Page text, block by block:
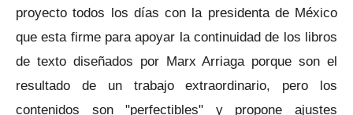
proyecto todos los días con la presidenta de México
que esta firme para apoyar la continuidad de los libros
de texto diseñados por Marx Arriaga porque son el
resultado de un trabajo extraordinario, pero los
contenidos son "perfectibles" y propone ajustes